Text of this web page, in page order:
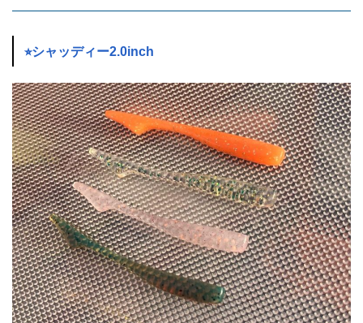
⭐︎シャッディー2.0inch